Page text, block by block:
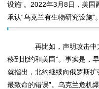
设施”。2022年3月8日，美国
承认“乌克兰有生物研究设施”
再比如，声明攻击中
移到北约和美国”。事实是，
就指出，北约继续向俄罗斯
最致命的错误”。乌克兰危机